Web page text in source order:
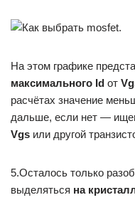
На этом графике
максимального Id от
расчётах значение
дальше, если нет —
Vgs или другой
5.Осталось только
выделяться на